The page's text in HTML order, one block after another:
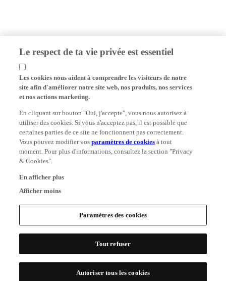
Le respect de ta vie privée est essentiel
Les cookies nous aident à comprendre les visiteurs de notre
site afin d'améliorer notre site web, nos produits, nos services
et nos actions marketing.
En cliquant sur bouton "Oui, j'accepte", vous nous autorisez à
utiliser des cookies. Si vous n'acceptez pas, il est possible que
certaines parties de ce site ne fonctionnent pas correctement.
Vous pouvez modifier vos
paramètres de cookies
à tout
moment. Pour plus d'informations, consultez la section "Privacy
& Cookies".
En afficher plus
Afficher moins
Paramètres des cookies
Tout refuser
Autoriser tous les cookies